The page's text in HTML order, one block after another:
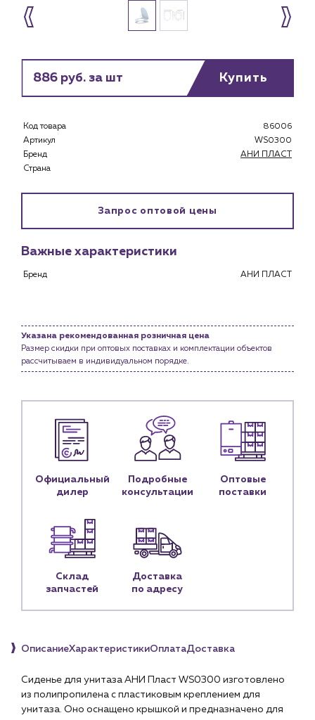
Каталог
О компании
История компании
Доставка
Портфолио
Личный кабинет
Контакты
Контактные данные
Наши партнёры
Чат-бот
Пн – пт: 9:00 – 18:00
г. Краснодар, ул. Российская, 63
886 руб. за шт Купить
Код товара
86006
Артикул
WS0300
Бренд
АНИ ПЛАСТ
Страна
Запрос оптовой цены
Важные характеристики
Бренд АНИ ПЛАСТ
Указана рекомендованная розничная цена
Размер скидки при оптовых поставках и комплектации объектов
рассчитываем в индивидуальном порядке.
Официальный
дилер
Подробные
консультации
Оптовые
поставки
Склад
запчастей
Доставка
по адресу
ОписаниеХарактеристикиОплатаДоставка
Сиденье для унитаза АНИ Пласт WS0300 изготовлено
из полипропилена с пластиковым креплением для
унитаза. Оно оснащено крышкой и предназначено для